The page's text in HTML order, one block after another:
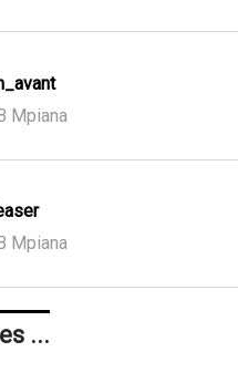
Mpiana
Mpiana
...